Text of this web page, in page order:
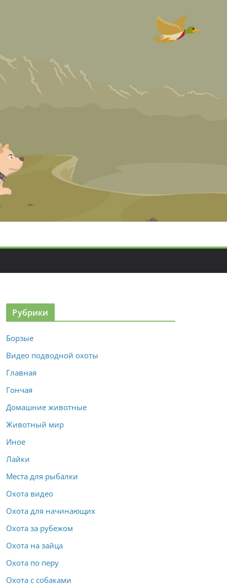
Рубрики
Борзые
Видео подводной охоты
Главная
Гончая
Домашние животные
Животный мир
Иное
Лайки
Места для рыбалки
Охота видео
Охота для начинающих
Охота за рубежом
Охота на зайца
Охота по перу
Охота с собаками